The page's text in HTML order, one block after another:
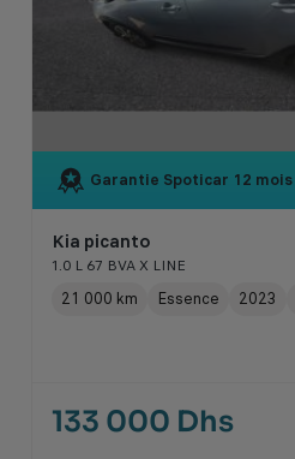
Garantie Spoticar 12 mois
Kia picanto
1.0 L 67 BVA X LINE
21 000 km Essence 2023
133 000 Dhs